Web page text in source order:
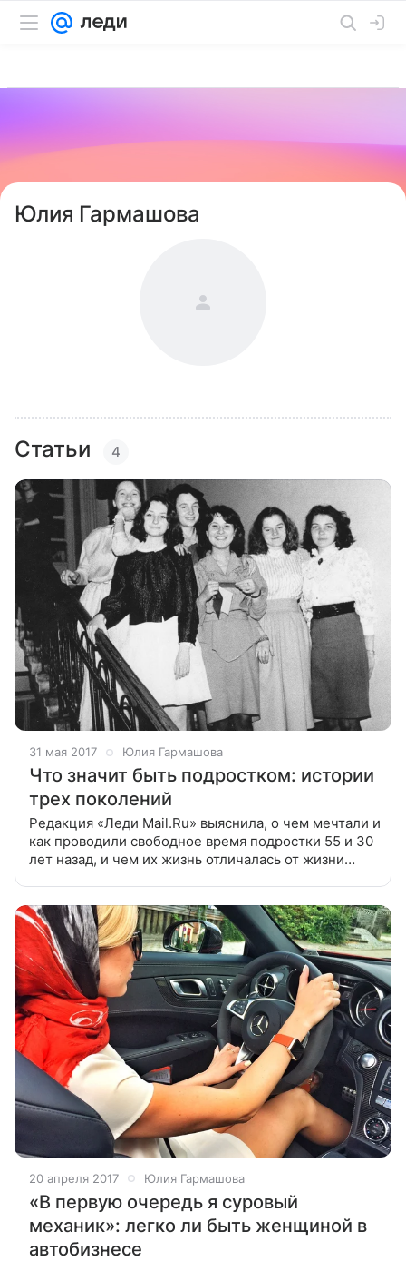
Юлия Гармашова
Статьи 4
31 мая 2017 Юлия Гармашова
Что значит быть подростком: истории
трех поколений
Редакция «Леди Mail.Ru» выяснила, о чем мечтали и
как проводили свободное время подростки 55 и 30
лет назад, и чем их жизнь отличалась от жизни
20 апреля 2017 Юлия Гармашова
«В первую очередь я суровый
механик»: легко ли быть женщиной в
автобизнесе